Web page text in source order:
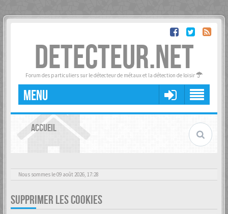
DETECTEUR.NET
Forum des particuliers sur le détecteur de métaux et la détection de loisir
MENU
ACCUEIL
Nous sommes le 09 août 2026, 17:28
SUPPRIMER LES COOKIES